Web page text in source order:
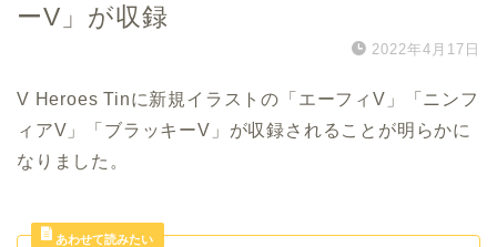
ーV」が収録
2022年4月17日
V Heroes Tinに新規イラストの「エーフィV」「ニンフ
ィアV」「ブラッキーV」が収録されることが明らかに
なりました。